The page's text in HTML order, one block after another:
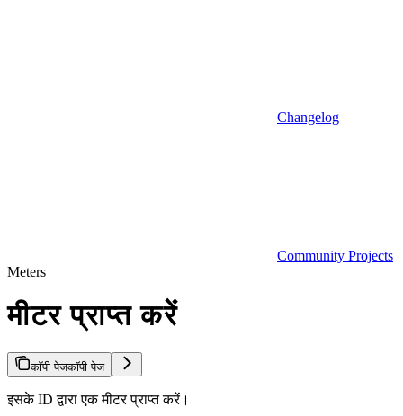
Changelog
Community Projects
Meters
मीटर प्राप्त करें
कॉपी पेजकॉपी पेज
इसके ID द्वारा एक मीटर प्राप्त करें।